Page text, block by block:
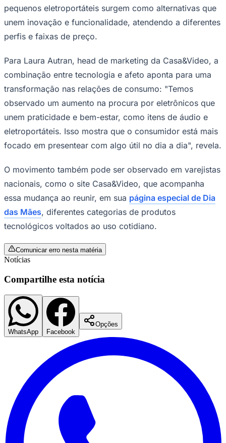
Ceará
Goiás
pequenos eletroportáteis surgem como alternativas que
unem inovação e funcionalidade, atendendo a diferentes
perfis e faixas de preço.
Para Laura Autran, head de marketing da Casa&Video, a
combinação entre tecnologia e afeto aponta para uma
transformação nas relações de consumo: "Temos
observado um aumento na procura por eletrônicos que
unem praticidade e bem-estar, como itens de áudio e
eletroportáteis. Isso mostra que o consumidor está mais
focado em presentear com algo útil no dia a dia", revela.
O movimento também pode ser observado em varejistas
nacionais, como o site Casa&Video, que acompanha
essa mudança ao reunir, em sua página especial de Dia
das Mães, diferentes categorias de produtos
tecnológicos voltados ao uso cotidiano.
Comunicar erro nesta matéria
Notícias
Compartilhe esta notícia
WhatsApp Facebook
Opções